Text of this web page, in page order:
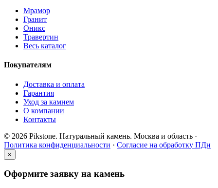
Мрамор
Гранит
Оникс
Травертин
Весь каталог
Покупателям
Доставка и оплата
Гарантия
Уход за камнем
О компании
Контакты
© 2026 Pikstone. Натуральный камень. Москва и область ·
Политика конфиденциальности · Согласие на обработку ПДн
×
Оформите заявку на камень